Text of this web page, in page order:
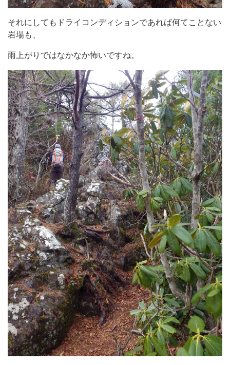
それにしてもドライコンディションであれば何てことない
岩場も、
雨上がりではなかなか怖いですね。